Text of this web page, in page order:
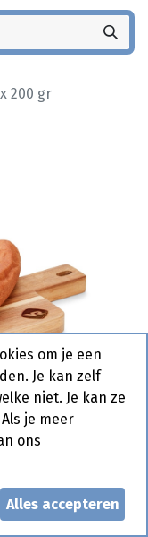
200 gr
om je een
Je kan zelf
niet. Je kan ze
je meer
ons
Alles accepteren